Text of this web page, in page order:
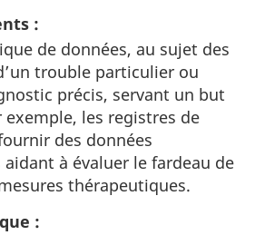
:
de données, au sujet des
trouble particulier ou
précis, servant un but
les registres de
des données
à évaluer le fardeau de
thérapeutiques.
: